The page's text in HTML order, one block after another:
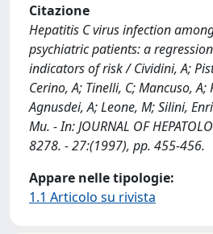
Citazione
Hepatitis C virus infection
psychiatric patients: a
indicators of risk / Cividini, A;
Cerino, A; Tinelli, C; Mancuso,
Agnusdei, A; Leone, M; Silini,
Mu. - In: JOURNAL OF
8278. - 27:(1997), pp. 455-456.
Appare nelle tipologie:
1.1 Articolo su rivista